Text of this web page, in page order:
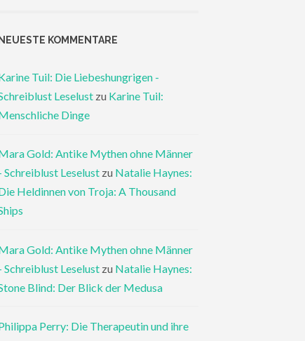
NEUESTE KOMMENTARE
Tuil: Die Liebeshungrigen -
Leselust zu Karine Tuil:
Dinge
Gold: Antike Mythen ohne Männer
Schreiblust Leselust zu Natalie Haynes:
Heldinnen von Troja: A Thousand
Gold: Antike Mythen ohne Männer
Schreiblust Leselust zu Natalie Haynes:
Blind: Der Blick der Medusa
Perry: Die Therapeutin und ihre